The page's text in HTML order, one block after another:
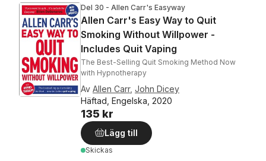
Del 30 - Allen Carr's Easyway
Allen Carr's Easy Way to Quit
Smoking Without Willpower -
Includes Quit Vaping
The Best-Selling Quit Smoking Method Now
with Hypnotherapy
Av Allen Carr, John Dicey
Häftad, Engelska, 2020
135 kr
Lägg till
Skickas